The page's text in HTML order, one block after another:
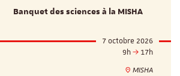
Banquet des sciences à la MISHA
7 octobre 2026
9h
17h
MISHA